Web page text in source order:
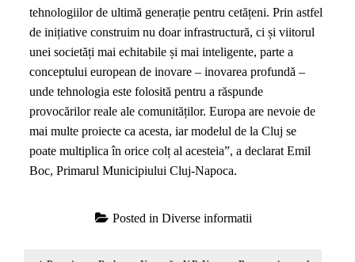
tehnologiilor de ultimă generație pentru cetățeni. Prin astfel
de inițiative construim nu doar infrastructură, ci și viitorul
unei societăți mai echitabile și mai inteligente, parte a
conceptului european de inovare – inovarea profundă –
unde tehnologia este folosită pentru a răspunde
provocărilor reale ale comunităților. Europa are nevoie de
mai multe proiecte ca acesta, iar modelul de la Cluj se
poate multiplica în orice colț al acesteia”, a declarat Emil
Boc, Primarul Municipiului Cluj-Napoca.
Posted in Diverse informatii
Previous